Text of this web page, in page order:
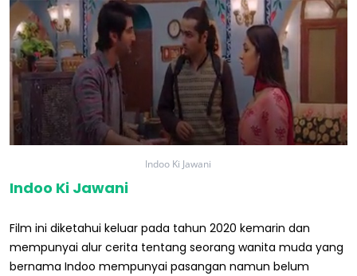
Indoo Ki Jawani
Indoo Ki Jawani
Film ini diketahui keluar pada tahun 2020 kemarin dan
mempunyai alur cerita tentang seorang wanita muda yang
bernama Indoo mempunyai pasangan namun belum